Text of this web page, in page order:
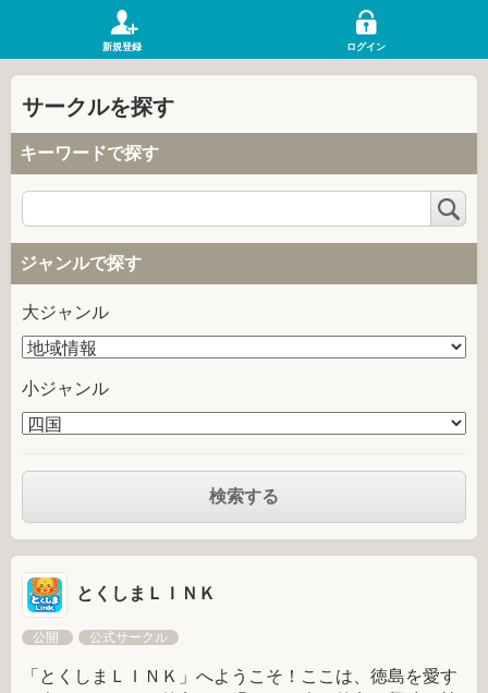
新規登録 ログイン
サークルを探す
キーワードで探す
ジャンルで探す
大ジャンル
小ジャンル
とくしまＬＩＮＫ
公開 公式サークル
「とくしまＬＩＮＫ」へようこそ！ここは、徳島を愛す